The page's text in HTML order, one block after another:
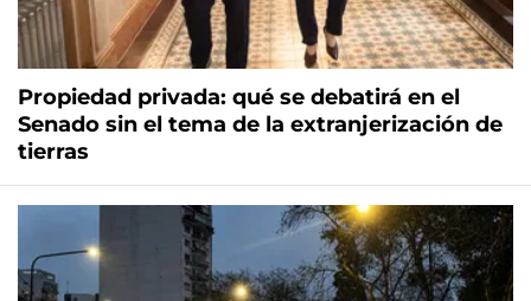
Propiedad privada: qué se debatirá en el
Senado sin el tema de la extranjerización de
tierras